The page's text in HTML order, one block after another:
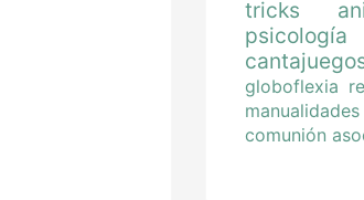
tricks
psicología
globoflexia
manualidades
comunión